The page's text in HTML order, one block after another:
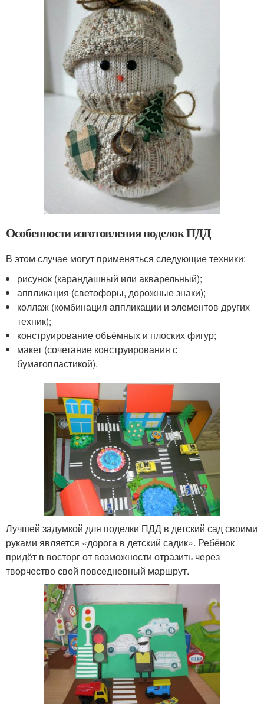
Особенности изготовления поделок ПДД
В этом случае могут применяться следующие техники:
рисунок (карандашный или акварельный);
аппликация (светофоры, дорожные знаки);
коллаж (комбинация аппликации и элементов других
техник);
конструирование объёмных и плоских фигур;
макет (сочетание конструирования с
бумагопластикой).
Лучшей задумкой для поделки ПДД в детский сад своими
руками является «дорога в детский садик». Ребёнок
придёт в восторг от возможности отразить через
творчество свой повседневный маршрут.